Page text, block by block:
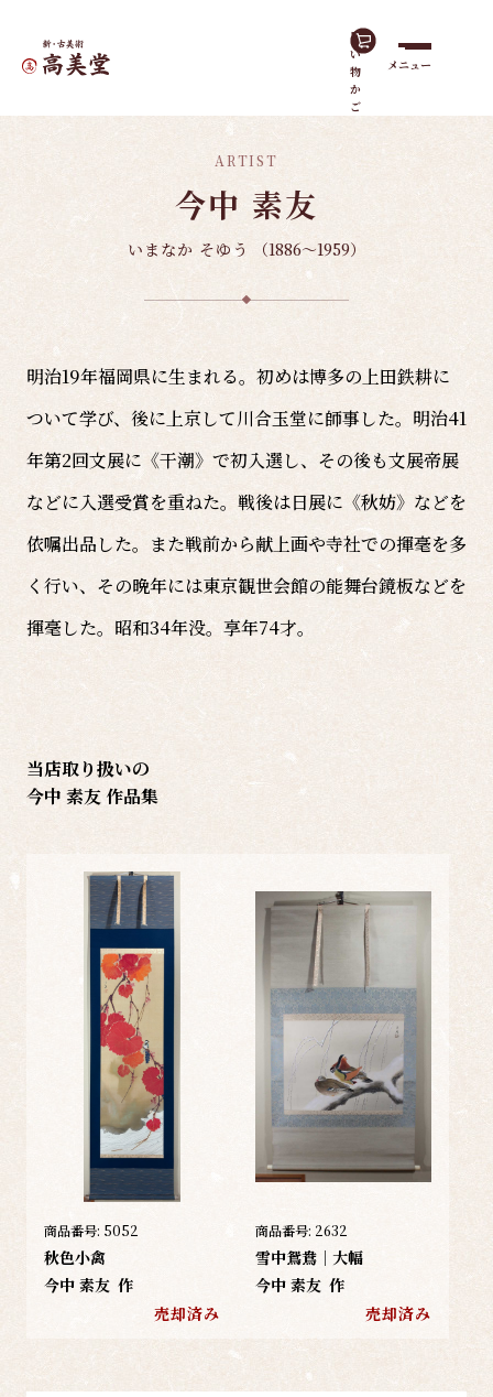
買
い
物
か
ご
メニュー
ホーム諸作家
ARTIST
今中 素友
いまなか そゆう （1886～1959）
明治19年福岡県に生まれる。初めは博多の上田鉄耕に
ついて学び、後に上京して川合玉堂に師事した。明治41
年第2回文展に《干潮》で初入選し、その後も文展帝展
などに入選受賞を重ねた。戦後は日展に《秋妨》などを
依嘱出品した。また戦前から献上画や寺社での揮毫を多
く行い、その晩年には東京観世会館の能舞台鏡板などを
揮毫した。昭和34年没。享年74才。
当店取り扱いの
今中 素友 作品集
商品番号: 5052
秋色小禽
今中 素友 作
売却済み
商品番号: 2632
雪中鴛鴦｜大幅
今中 素友 作
売却済み